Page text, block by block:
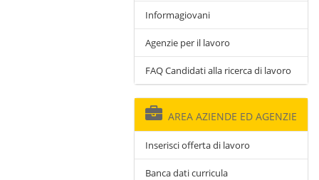
Informagiovani
Agenzie per il lavoro
FAQ Candidati alla ricerca di lavoro
AREA AZIENDE ED AGENZIE
Inserisci offerta di lavoro
Banca dati curricula